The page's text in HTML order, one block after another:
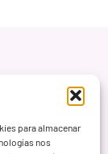
para almacenar
nos